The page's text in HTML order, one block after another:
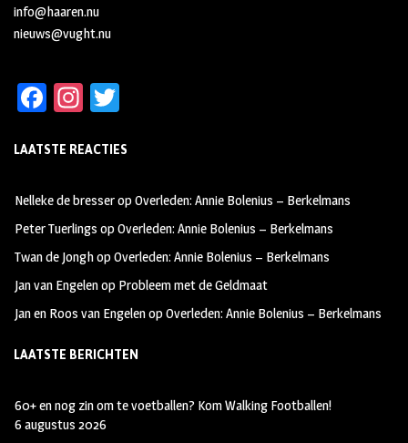
info@haaren.nu
nieuws@vught.nu
Fa
b
oo
k
In
ag
m
tt
LAATSTE REACTIES
Nelleke de bresseropOverleden: Annie Bolenius – Berkelmans
Peter Tuerlings opOverleden: Annie Bolenius – Berkelmans
Twan de JonghopOverleden: Annie Bolenius – Berkelmans
Jan van Engelenop Probleem met de Geldmaat
Jan en Roos van EngelenopOverleden: Annie Bolenius – Berkelmans
LAATSTE BERICHTEN
60+ en nog zin om te voetballen? Kom Walking Footballen!
6 augustus 2026